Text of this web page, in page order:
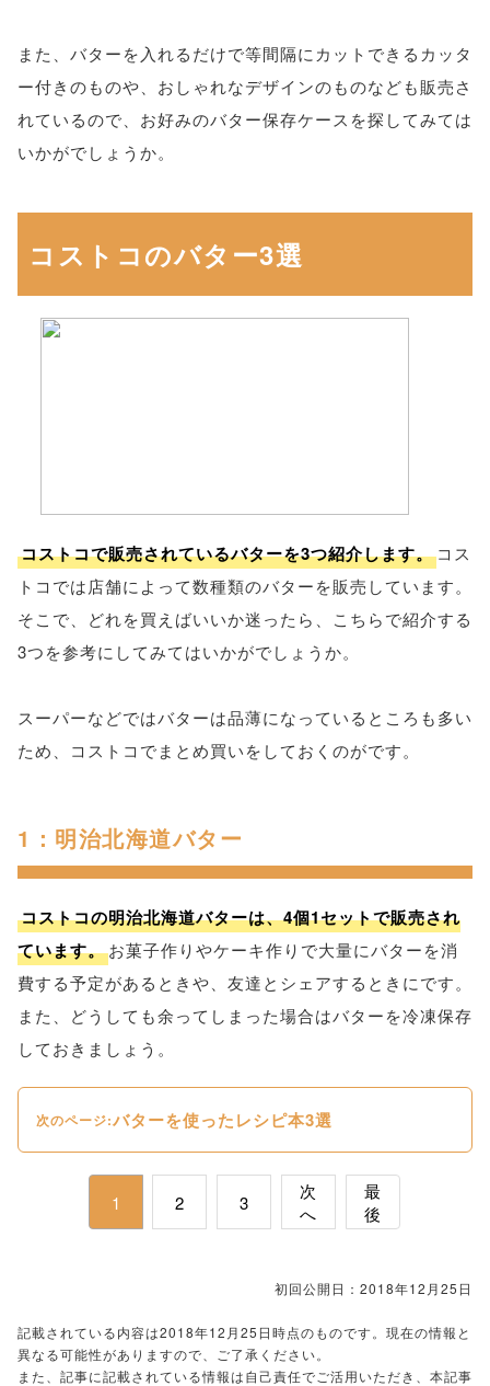
また、バターを入れるだけで等間隔にカットできるカッタ
ー付きのものや、おしゃれなデザインのものなども販売さ
れているので、お好みのバター保存ケースを探してみては
いかがでしょうか。
コストコのバター3選
コストコで販売されているバターを3つ紹介します。 コス
トコでは店舗によって数種類のバターを販売しています。
そこで、どれを買えばいいか迷ったら、こちらで紹介する
3つを参考にしてみてはいかがでしょうか。
スーパーなどではバターは品薄になっているところも多い
ため、コストコでまとめ買いをしておくのがです。
1：明治北海道バター
コストコの明治北海道バターは、4個1セットで販売され
ています。お菓子作りやケーキ作りで大量にバターを消
費する予定があるときや、友達とシェアするときにです。
また、どうしても余ってしまった場合はバターを冷凍保存
しておきましょう。
次のページ:バターを使ったレシピ本3選
1 2 3
次
へ
最
後
初回公開日：2018年12月25日
記載されている内容は2018年12月25日時点のものです。現在の情報と
異なる可能性がありますので、ご了承ください。
また、記事に記載されている情報は自己責任でご活用いただき、本記事